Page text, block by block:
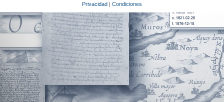
Privacidad | Condiciones